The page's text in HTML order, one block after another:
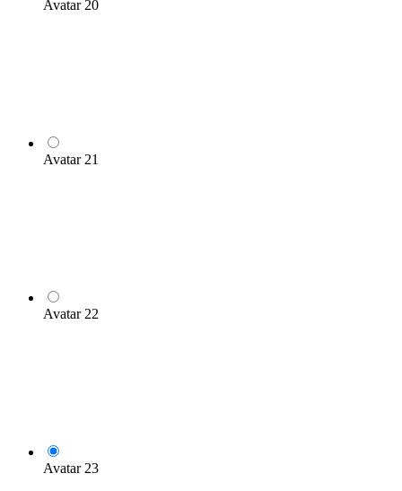
Avatar 20
Avatar 21
Avatar 22
Avatar 23